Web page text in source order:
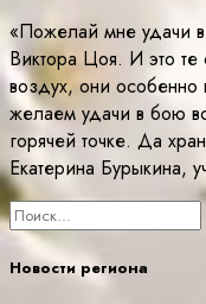
«Пожелай мне удачи
Виктора Цоя. И это
воздух, они
желаем удачи в бою
горячей точке. Да
Екатерина Бурыкина,
Найти:
Новости региона